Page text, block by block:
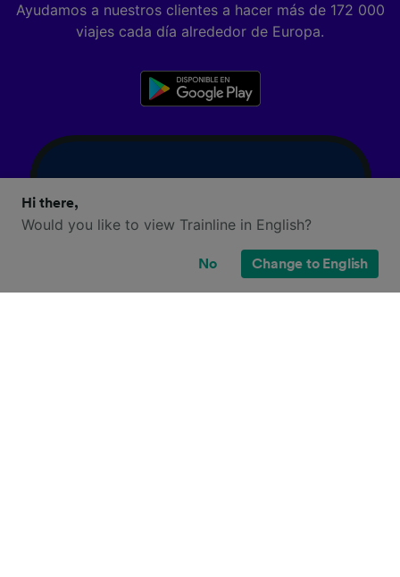
Ayudamos a nuestros clientes a hacer más de 172 000
viajes cada día alrededor de Europa.
Hi there,
Would you like to view Trainline in English?
No Change to English